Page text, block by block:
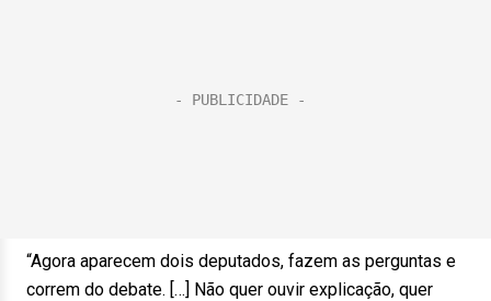
“Agora aparecem dois deputados, fazem as perguntas e
correm do debate. […] Não quer ouvir explicação, quer